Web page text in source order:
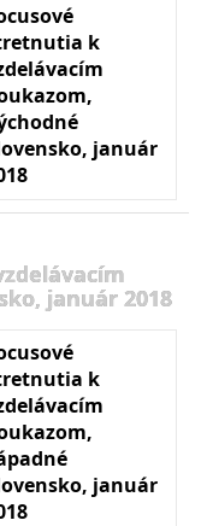
k
január
január 2018
k
január